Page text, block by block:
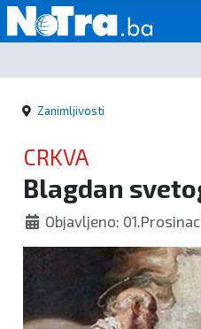
Početna
Vijesti
Sport
Kultura
Crna
kronika
Zanimljivosti
CRKVA
Blagdan
Objavljeno: